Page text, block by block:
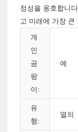
정성을 옹호합니
고 미래에 가장 큰
개
인
곰
팡
이:
예
유
형:
열의